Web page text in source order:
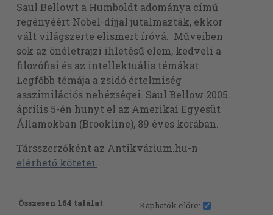
Saul Bellowt a Humboldt adománya című
regényéért Nobel-díjjal jutalmazták, ekkor
vált világszerte elismert íróvá. Műveiben
sok az önéletrajzi ihletésű elem, kedveli a
filozófiai és az intellektuális témákat.
Legfőbb témája a zsidó értelmiség
asszimilációs nehézségei. Saul Bellow 2005.
április 5-én hunyt el az Amerikai Egyesüt
Államokban (Brookline), 89 éves korában.
Társszerzőként az Antikvárium.hu-n
elérhető kötetei.
Összesen 164 találat Kaphatók előre: